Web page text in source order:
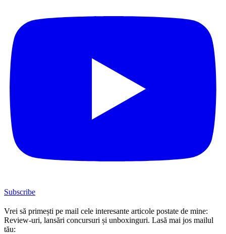
Subscribe
Vrei să primești pe mail cele interesante articole postate de mine:
Review-uri, lansări concursuri și unboxinguri. Lasă mai jos mailul
tău: